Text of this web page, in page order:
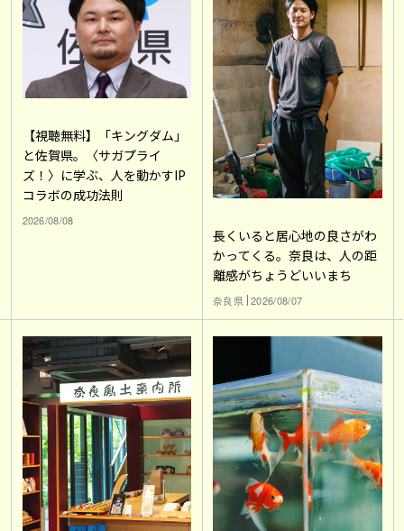
【視聴無料】「キングダム」
と佐賀県。〈サガプライ
ズ！〉に学ぶ、人を動かすIP
コラボの成功法則
2026/08/08
長くいると居心地の良さがわ
かってくる。奈良は、人の距
離感がちょうどいいまち
奈良県 2026/08/07